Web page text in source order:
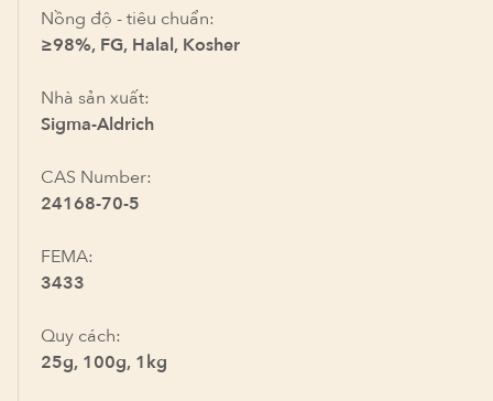
Nồng độ - tiêu chuẩn:
≥98%, FG, Halal, Kosher
Nhà sản xuất:
Sigma-Aldrich
CAS Number:
24168-70-5
FEMA:
3433
Quy cách:
25g, 100g, 1kg